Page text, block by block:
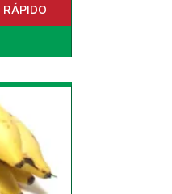
RÁPIDO